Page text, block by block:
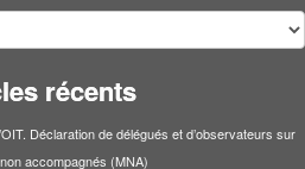
récents
Déclaration de délégués et d’observateurs sur
accompagnés (MNA)